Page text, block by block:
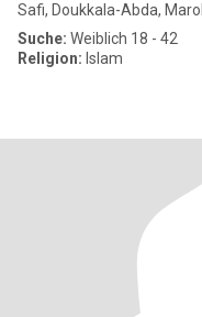
Safi, Doukkala-Abda,
Suche: Weiblich 18 - 42
Religion: Islam